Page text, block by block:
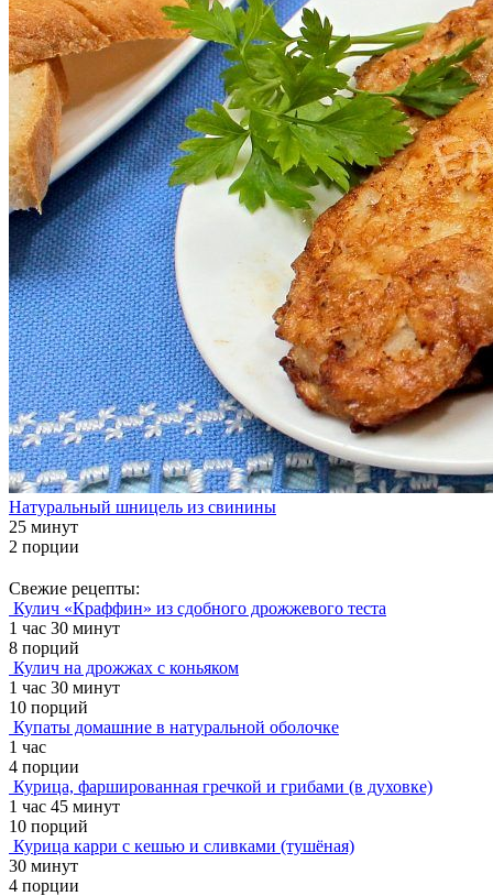
Натуральный шницель из свинины
25 минут
2 порции
Свежие рецепты:
Кулич «Краффин» из сдобного дрожжевого теста
1 час 30 минут
8 порций
Кулич на дрожжах с коньяком
1 час 30 минут
10 порций
Купаты домашние в натуральной оболочке
1 час
4 порции
Курица, фаршированная гречкой и грибами (в духовке)
1 час 45 минут
10 порций
Курица карри с кешью и сливками (тушёная)
30 минут
4 порции